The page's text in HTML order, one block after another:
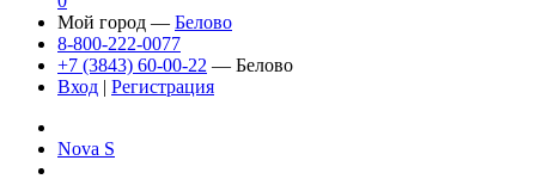
Мой город — Белово
8-800-222-0077
+7 (3843) 60-00-22 — Белово
Вход | Регистрация
Nova S